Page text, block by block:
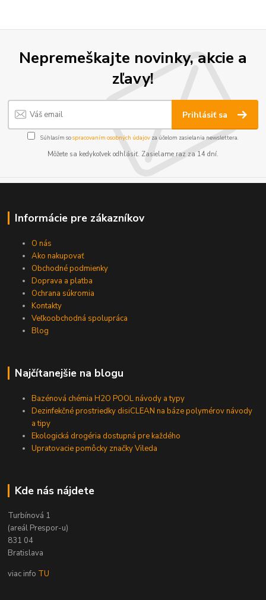
Nepremeškajte novinky, akcie a
zľavy!
Prihlásiť sa
Súhlasím sospracovaním osobných údajov za účelom zasielania newslettera.
Môžete sa kedykoľvek odhlásiť. Zasielame raz za 14 dní.
Informácie pre zákazníkov
O nás
Ako nakupovať
Obchodné podmienky
Doprava a platba
Ochrana súkromia
Kontakty
Veľkoobchodná spolupráca
Blog
Najčítanejšie na blogu
Bazénová chémia H2O POOL návody a typy
Dezinfekčné prostriedky disiCLEAN na báze polymérov návody
a tipy
Ekologická drogéria dostupná pre každého
Upratovacie pomôcky značky Vileda
Kde nás nájdete
Turbínová 1
(areál Prespor-u)
831 04
Bratislava
viac info TU